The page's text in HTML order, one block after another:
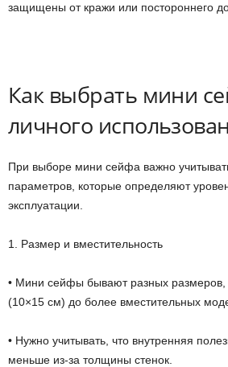
защищены от кражи или постороннего
Как выбрать мини
личного
При выборе мини сейфа важно
параметров, которые определяют
эксплуатации.
1. Размер и вместительность
• Мини сейфы бывают разных
(10×15 см) до более вместительных
• Нужно учитывать, что внутренняя
меньше из-за толщины стенок.